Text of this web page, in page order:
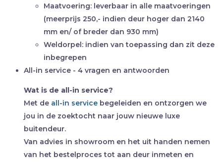
Maatvoering: leverbaar in alle maatvoeringen
(meerprijs 250,- indien deur hoger dan 2140
mm en/ of breder dan 930 mm)
Weldorpel: indien van toepassing dan zit deze
inbegrepen
All-in service - 4 vragen en antwoorden
Wat is de all-in service?
Met de all-in service begeleiden en ontzorgen we
jou in de zoektocht naar jouw nieuwe luxe
buitendeur.
Van advies in showroom en het uit handen nemen
van het bestelproces tot aan deur inmeten en